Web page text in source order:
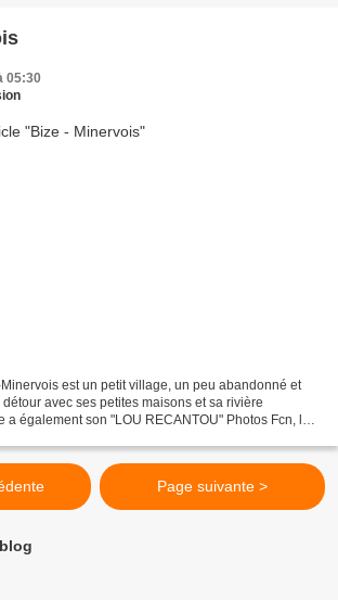
05:30
est un petit village, un peu abandonné et
avec ses petites maisons et sa rivière
a également son "LOU RECANTOU" Photos Fcn, le
Page suivante >